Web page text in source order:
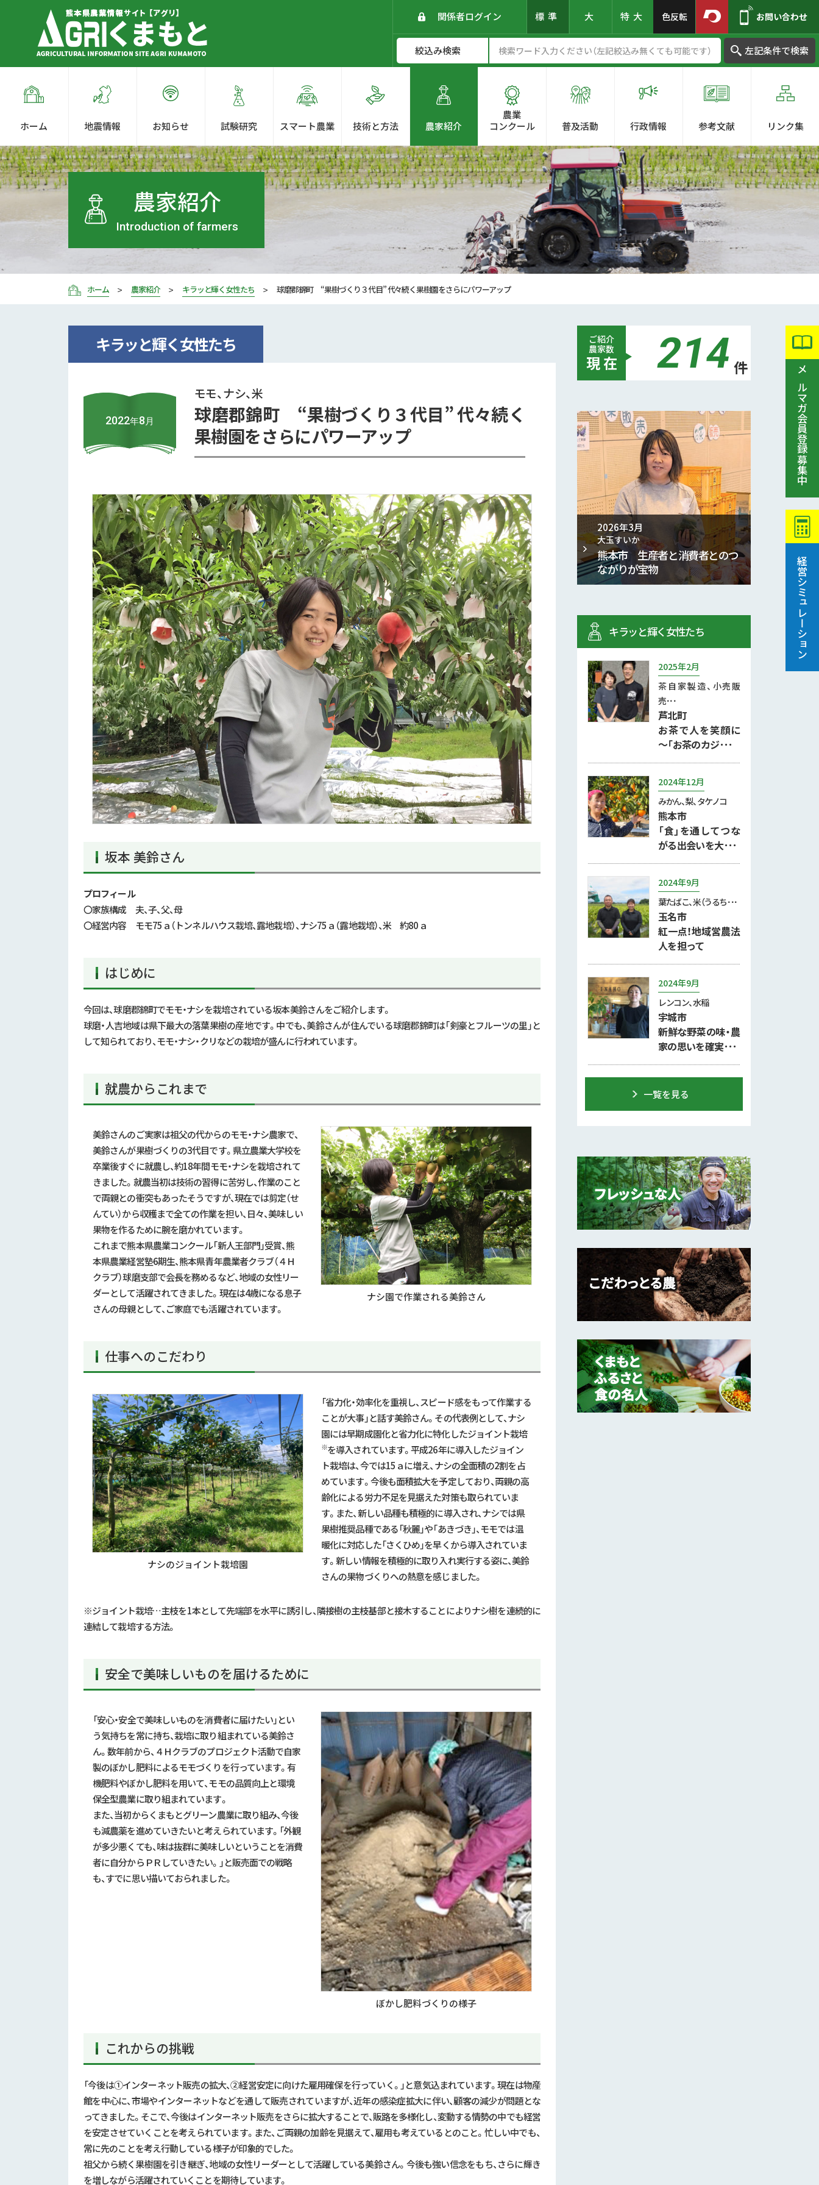
関係者ログイン 標準 大 特大 色反転 お問い合わせ
左記条件で検索
ホーム 地震情報 お知らせ 試験研究 スマート農業 技術と方法 農家紹介
農業
コンクール
普及活動 行政情報 参考文献 リンク集
農家紹介
Introduction of farmers
ホーム 農家紹介 キラッと輝く女性たち 球磨郡錦町 “果樹づくり３代目” 代々続く果樹園をさらにパワーアップ
メルマガ会員登録募集中
経営シミュレーション
キラッと輝く女性たち
2022年8 月
モモ、ナシ、米
球磨郡錦町 “果樹づくり３代目” 代々続く
果樹園をさらにパワーアップ
坂本 美鈴さん
プロフィール
〇家族構成 夫、子、父、母
〇経営内容 モモ75 ａ（トンネルハウス栽培、露地栽培）、ナシ75 ａ（露地栽培）、米 約80 ａ
はじめに
今回は、球磨郡錦町でモモ・ナシを栽培されている坂本美鈴さんをご紹介します。
球磨・人吉地域は県下最大の落葉果樹の産地です。中でも、美鈴さんが住んでいる球磨郡錦町は「剣豪とフルーツの里」と
して知られており、モモ・ナシ・クリなどの栽培が盛んに行われています。
就農からこれまで
美鈴さんのご実家は祖父の代からのモモ・ナシ農家で、
美鈴さんが果樹づくりの3代目です。県立農業大学校を
卒業後すぐに就農し、約18年間モモ・ナシを栽培されて
きました。就農当初は技術の習得に苦労し、作業のこと
で両親との衝突もあったそうですが、現在では剪定（せ
んてい）から収穫まで全ての作業を担い、日々、美味しい
果物を作るために腕を磨かれています。
これまで熊本県農業コンクール「新人王部門」受賞、熊
本県農業経営塾6期生、熊本県青年農業者クラブ（４Ｈ
クラブ）球磨支部で会長を務めるなど、地域の女性リー
ダーとして活躍されてきました。現在は4歳になる息子
さんの母親として、ご家庭でも活躍されています。
ナシ園で作業される美鈴さん
仕事へのこだわり
ナシのジョイント栽培園
「省力化・効率化を重視し、スピード感をもって作業する
ことが大事」と話す美鈴さん。その代表例として、ナシ
園には早期成園化と省力化に特化したジョイント栽培
※を導入されています。平成26年に導入したジョイン
ト栽培は、今では15 ａに増え、ナシの全面積の2割を占
めています。今後も面積拡大を予定しており、両親の高
齢化による労力不足を見据えた対策も取られていま
す。また、新しい品種も積極的に導入され、ナシでは県
果樹推奨品種である「秋麗」や「あきづき」、モモでは温
暖化に対応した「さくひめ」を早くから導入されていま
す。新しい情報を積極的に取り入れ実行する姿に、美鈴
さんの果物づくりへの熱意を感じました。
※ジョイント栽培…主枝を1本として先端部を水平に誘引し、隣接樹の主枝基部と接木することによりナシ樹を連続的に
連結して栽培する方法。
安全で美味しいものを届けるために
「安心・安全で美味しいものを消費者に届けたい」とい
う気持ちを常に持ち、栽培に取り組まれている美鈴さ
ん。数年前から、４Ｈクラブのプロジェクト活動で自家
製のぼかし肥料によるモモづくりを行っています。有
機肥料やぼかし肥料を用いて、モモの品質向上と環境
保全型農業に取り組まれています。
また、当初からくまもとグリーン農業に取り組み、今後
も減農薬を進めていきたいと考えられています。「外観
が多少悪くても、味は抜群に美味しいということを消費
者に自分からＰＲしていきたい。」と販売面での戦略
も、すでに思い描いておられました。
ぼかし肥料づくりの様子
これからの挑戦
「今後は①インターネット販売の拡大、②経営安定に向けた雇用確保を行っていく。」と意気込まれています。現在は物産
館を中心に、市場やインターネットなどを通して販売されていますが、近年の感染症拡大に伴い、顧客の減少が問題とな
ってきました。そこで、今後はインターネット販売をさらに拡大することで、販路を多様化し、変動する情勢の中でも経営
を安定させていくことを考えられています。また、ご両親の加齢を見据えて、雇用も考えているとのこと。忙しい中でも、
常に先のことを考え行動している様子が印象的でした。
祖父から続く果樹園を引き継ぎ、地域の女性リーダーとして活躍している美鈴さん。今後も強い信念をもち、さらに輝き
を増しながら活躍されていくことを期待しています。
ご紹介
農家数
現 在 214件
2026年3月
大玉すいか
熊本市 生産者と消費者とのつ
ながりが宝物
キラッと輝く女性たち
2025年2月
茶自家製造、小売販
売･･･
芦北町
お茶で人を笑顔に
～「お茶のカジ･･･
2024年12月
みかん、梨、タケノコ
熊本市
「食」を通してつな
がる出会いを大･･･
2024年9月
葉たばこ、米（うるち･･･
玉名市
紅一点！地域営農法
人を担って
2024年9月
レンコン、水稲
宇城市
新鮮な野菜の味・農
家の思いを確実･･･
一覧を見る